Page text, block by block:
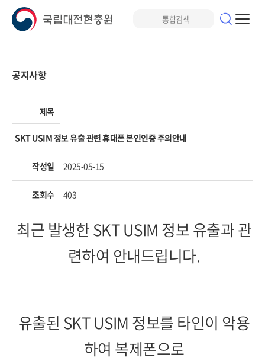
공지사항
제목
SKT USIM 정보 유출 관련 휴대폰 본인인증 주의안내
작성일 2025-05-15
조회수 403
최근 발생한 SKT USIM 정보 유출과 관
련하여 안내드립니다.
유출된 SKT USIM 정보를 타인이 악용
하여 복제폰으로